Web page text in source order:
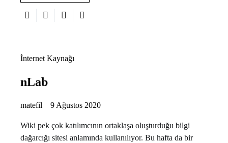
İnternet Kaynağı
nLab
matefil 9 Ağustos 2020
Wiki pek çok katılımcının ortaklaşa oluşturduğu bilgi
dağarcığı sitesi anlamında kullanılıyor. Bu hafta da bir